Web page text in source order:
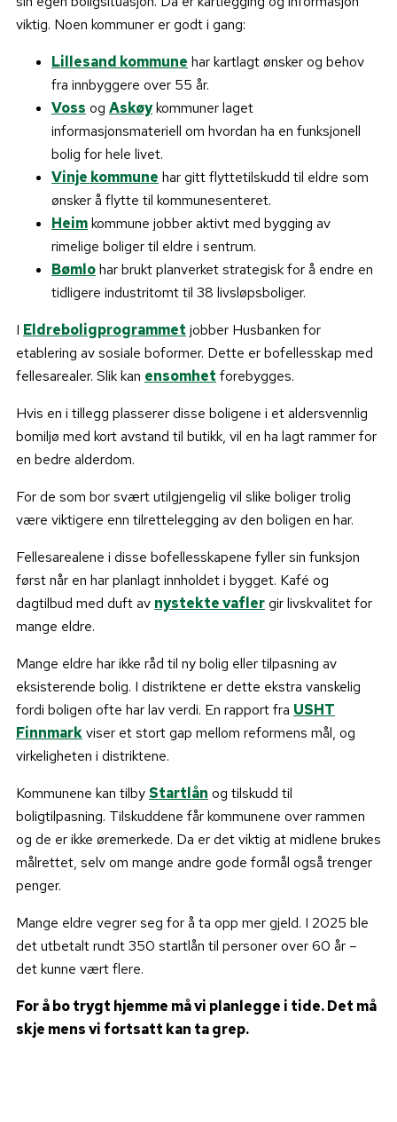
viktig. Noen kommuner er godt i gang:
Lillesand kommune har kartlagt ønsker og behov
fra innbyggere over 55 år.
Voss og Askøykommuner laget
informasjonsmateriell om hvordan ha en funksjonell
bolig for hele livet.
Vinje kommune har gitt flyttetilskudd til eldre som
ønsker å flytte til kommunesenteret.
Heimkommune jobber aktivt med bygging av
rimelige boliger til eldre i sentrum.
Bømlohar brukt planverket strategisk for å endre en
tidligere industritomt til 38 livsløpsboliger.
I Eldreboligprogrammet jobber Husbanken for
etablering av sosiale boformer. Dette er bofellesskap med
fellesarealer. Slik kan ensomhet forebygges.
Hvis en i tillegg plasserer disse boligene i et aldersvennlig
bomiljø med kort avstand til butikk, vil en ha lagt rammer for
en bedre alderdom.
For de som bor svært utilgjengelig vil slike boliger trolig
være viktigere enn tilrettelegging av den boligen en har.
Fellesarealene i disse bofellesskapene fyller sin funksjon
først når en har planlagt innholdet i bygget. Kafé og
dagtilbud med duft av nystekte vaflergir livskvalitet for
mange eldre.
Mange eldre har ikke råd til ny bolig eller tilpasning av
eksisterende bolig. I distriktene er dette ekstra vanskelig
fordi boligen ofte har lav verdi. En rapport fra USHT
Finnmarkviser et stort gap mellom reformens mål, og
virkeligheten i distriktene.
Kommunene kan tilbyStartlån og tilskudd til
boligtilpasning. Tilskuddene får kommunene over rammen
og de er ikke øremerkede. Da er det viktig at midlene brukes
målrettet, selv om mange andre gode formål også trenger
penger.
Mange eldre vegrer seg for å ta opp mer gjeld. I 2025 ble
det utbetalt rundt 350 startlån til personer over 60 år –
det kunne vært flere.
For å bo trygt hjemme må vi planlegge i tide. Det må
skje mens vi fortsatt kan ta grep.